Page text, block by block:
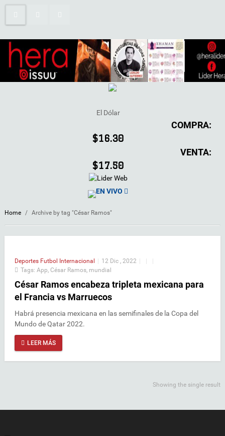
El Dólar
COMPRA:
$16.30
VENTA:
$17.50
EN VIVO
Home / Archive by tag "César Ramos"
Deportes Futbol Internacional | 12 Dic , 2022 | |
|
Tags: App César Ramos mundial
César Ramos encabeza tripleta mexicana para
el Francia vs Marruecos
Habrá presencia mexicana en las semifinales de la Copa del
Mundo de Qatar 2022.
LEER MÁS
Showing the single result